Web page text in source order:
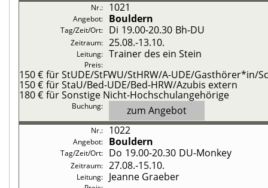
1021
Bouldern
Di 19.00-20.30 Bh-DU
25.08.-13.10.
Trainer des ein Stein
150 € für StUDE/StFWU/StHRW/A-UDE/Gasthörer*in/
150 € für StaU/Bed-UDE/Bed-HRW/Azubis extern
180 € für Sonstige Nicht-Hochschulangehörige
zum Angebot
1022
Bouldern
Do 19.00-20.30 DU-Monkey
27.08.-15.10.
Jeanne Graeber